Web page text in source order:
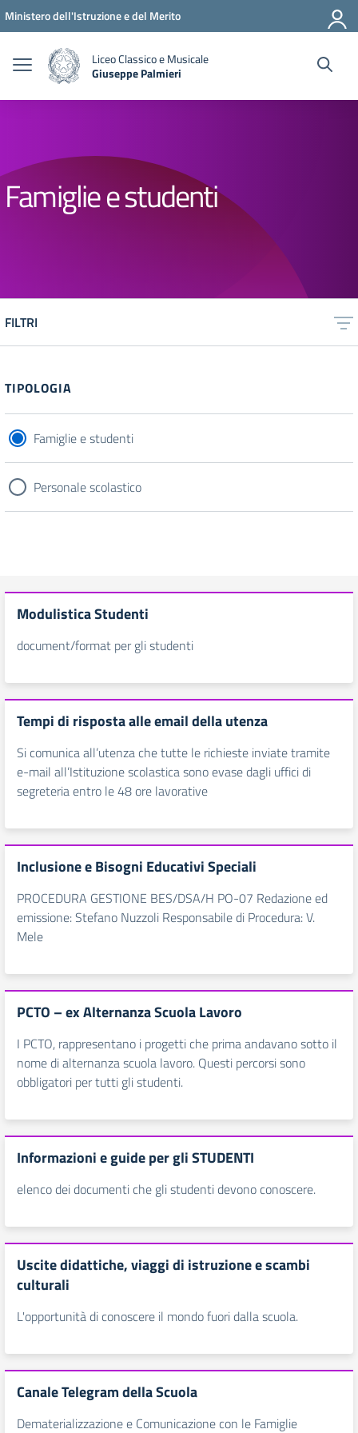
Vai ai contenuti
Vai al menu di navigazione
Vai al footer
Ministero dell'Istruzione e del Merito
Liceo Classico e Musicale
Giuseppe Palmieri
Famiglie e studenti
FILTRI
Filtri
TIPOLOGIA
Famiglie e studenti
Personale scolastico
Modulistica Studenti
document/format per gli studenti
Tempi di risposta alle email della utenza
Si comunica all’utenza che tutte le richieste inviate tramite
e-mail all’Istituzione scolastica sono evase dagli uffici di
segreteria entro le 48 ore lavorative
Inclusione e Bisogni Educativi Speciali
PROCEDURA GESTIONE BES/DSA/H PO-07 Redazione ed
emissione: Stefano Nuzzoli Responsabile di Procedura: V.
Mele
PCTO – ex Alternanza Scuola Lavoro
I PCTO, rappresentano i progetti che prima andavano sotto il
nome di alternanza scuola lavoro. Questi percorsi sono
obbligatori per tutti gli studenti.
Informazioni e guide per gli STUDENTI
elenco dei documenti che gli studenti devono conoscere.
Uscite didattiche, viaggi di istruzione e scambi
culturali
L'opportunità di conoscere il mondo fuori dalla scuola.
Canale Telegram della Scuola
Dematerializzazione e Comunicazione con le Famiglie